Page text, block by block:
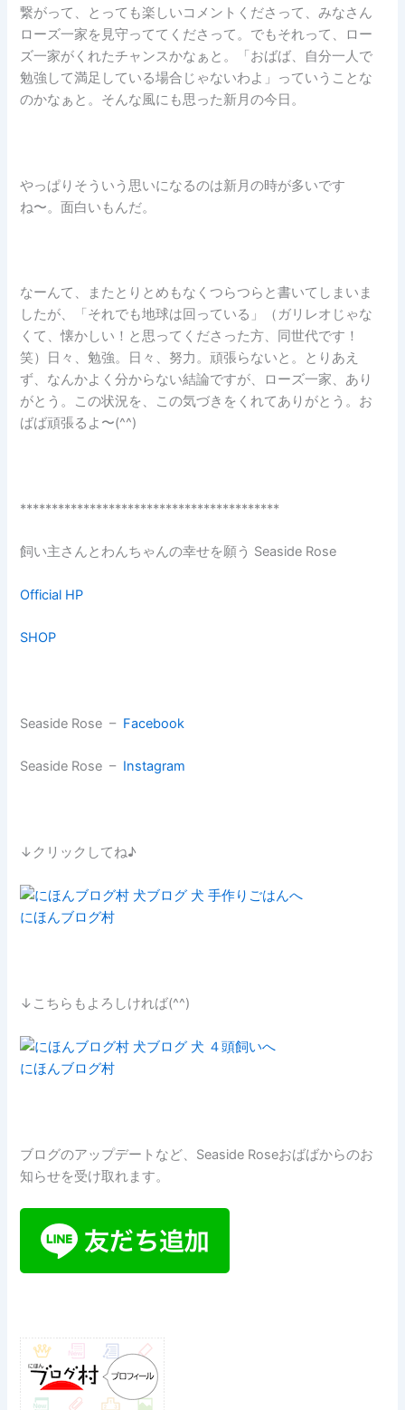
繋がって、とっても楽しいコメントくださって、みなさん
ローズ一家を見守っててくださって。でもそれって、ロー
ズ一家がくれたチャンスかなぁと。「おばば、自分一人で
勉強して満足している場合じゃないわよ」っていうことな
のかなぁと。そんな風にも思った新月の今日。
やっぱりそういう思いになるのは新月の時が多いです
ね〜。面白いもんだ。
なーんて、またとりとめもなくつらつらと書いてしまいま
したが、「それでも地球は回っている」（ガリレオじゃな
くて、懐かしい！と思ってくださった方、同世代です！
笑）日々、勉強。日々、努力。頑張らないと。とりあえ
ず、なんかよく分からない結論ですが、ローズ一家、あり
がとう。この状況を、この気づきをくれてありがとう。お
ばば頑張るよ〜(^^)
*****************************************
飼い主さんとわんちゃんの幸せを願う Seaside Rose
Official HP
SHOP
Seaside Rose – Facebook
Seaside Rose – Instagram
↓クリックしてね♪
にほんブログ村
↓こちらもよろしければ(^^)
にほんブログ村
ブログのアップデートなど、Seaside Roseおばばからのお
知らせを受け取れます。